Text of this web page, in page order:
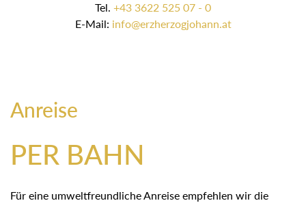
Tel. +43 3622 525 07 - 0
E-Mail: info@erzherzogjohann.at
Anreise
PER BAHN
Für eine umweltfreundliche Anreise empfehlen wir die